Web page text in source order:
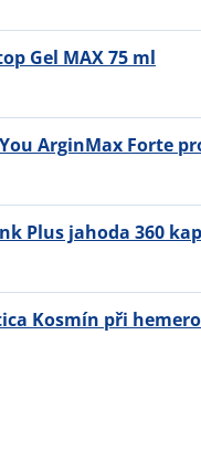
Gel MAX 75 ml
ArginMax Forte
Plus jahoda 360
Kosmín při